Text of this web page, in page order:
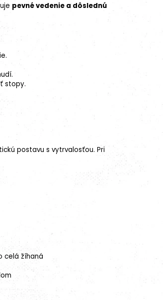
pevné vedenie a dôslednú
stopy.
postavu s vytrvalosťou. Pri
celá žíhaná